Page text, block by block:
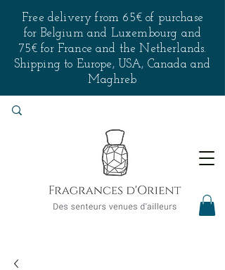
Free delivery from 65€ of purchase
for Belgium and Luxembourg and
75€ for France and the Netherlands.
Shipping to Europe, USA, Canada and
Maghreb